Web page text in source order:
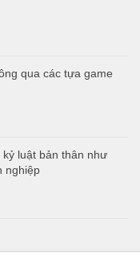
qua các tựa game
luật bản thân như
nghiệp